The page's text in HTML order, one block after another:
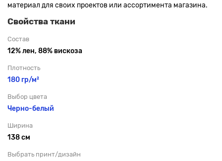
материал для своих проектов или ассортимента магазина.
Свойства ткани
Состав
12% лен, 88% вискоза
Плотность
180 гр/м²
Выбор цвета
Черно-белый
Ширина
138 см
Выбрать принт/дизайн